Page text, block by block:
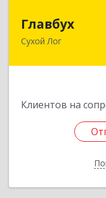
Главбух
Сухой Лог
Клиентов на